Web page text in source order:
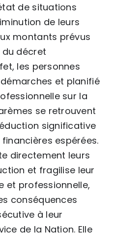
de situations
de leurs
montants prévus
décret
les personnes
et planifié
sur la
se retrouvent
significative
espérées.
directement leurs
et fragilise leur
et professionnelle,
conséquences
à leur
de la Nation. Elle